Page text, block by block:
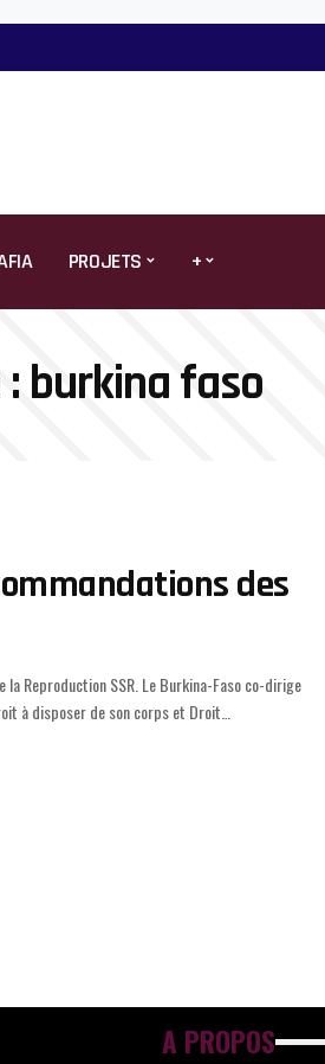
PROJETS +
burkina faso
des
à disposer de son corps et Droit
A PROPOS